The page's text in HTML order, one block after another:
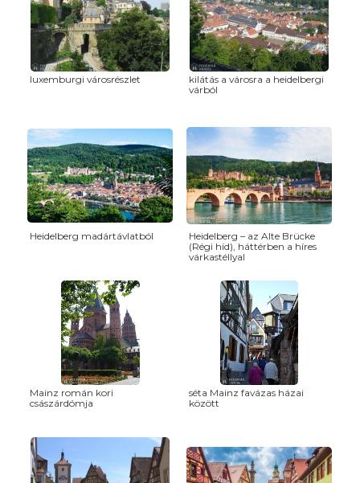
luxemburgi városrészlet
kilátás a városra a heidelbergi
várból
Heidelberg madártávlatból
Heidelberg – az Alte Brücke
(Régi híd), háttérben a híres
várkastéllyal
Mainz román kori
császárdómja
séta Mainz favázas házai
között